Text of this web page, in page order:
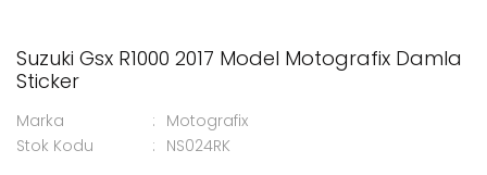
Suzuki Gsx R1000 2017 Model Motografix Damla
Sticker
Marka
Motografix
Stok Kodu
NS024RK